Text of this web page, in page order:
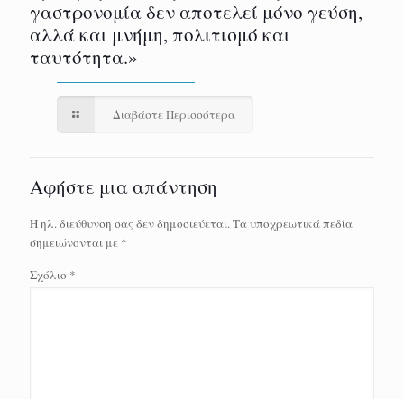
γαστρονομία δεν αποτελεί μόνο γεύση,
αλλά και μνήμη, πολιτισμό και
ταυτότητα.»
Διαβάστε Περισσότερα
Αφήστε μια απάντηση
Η ηλ. διεύθυνση σας δεν δημοσιεύεται.Τα υποχρεωτικά πεδία
σημειώνονται με *
Σχόλιο *